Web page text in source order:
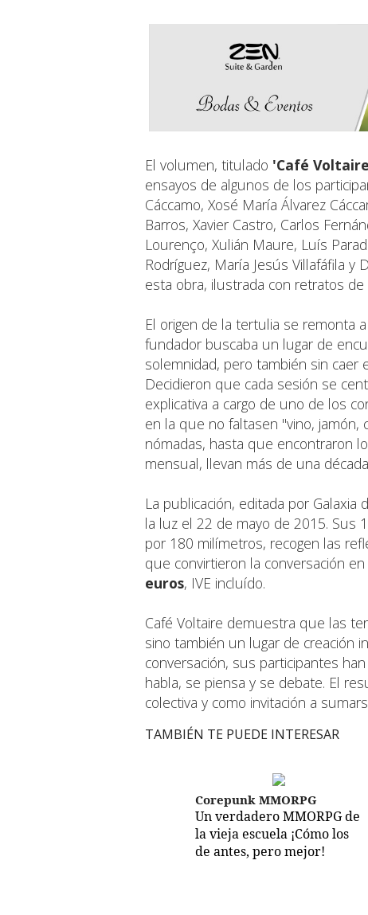
El volumen, titulado 'Café
ensayos de algunos de los
Cáccamo, Xosé María Álvarez
Barros, Xavier Castro, Carlos
Lourenço, Xulián Maure, Luís
Rodríguez, María Jesús Villafáfila
esta obra, ilustrada con retratos
El origen de la tertulia se remonta
fundador buscaba un lugar de
solemnidad, pero también sin caer
Decidieron que cada sesión se
explicativa a cargo de uno de los
en la que no faltasen "vino,
nómadas, hasta que encontraron
mensual, llevan más de una
La publicación, editada por
la luz el 22 de mayo de 2015. Sus
por 180 milímetros, recogen las
que convirtieron la conversación
euros, IVE incluído.
Café Voltaire demuestra que las
sino también un lugar de creación
conversación, sus participantes
habla, se piensa y se debate. El
colectiva y como invitación a
TAMBIÉN TE PUEDE INTERESAR
Corepunk MMORPG
Un verdadero MMORPG de
la vieja escuela ¡Cómo los
de antes, pero mejor!